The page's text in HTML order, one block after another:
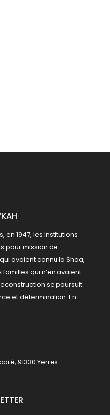
en 1947, les Institutions
pour mission de
avaient connu la Shoa,
qui n’en avaient
se poursuit
et détermination. En
91330 Yerres